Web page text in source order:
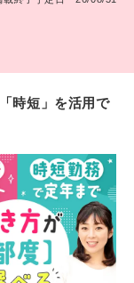
時短」を活用で